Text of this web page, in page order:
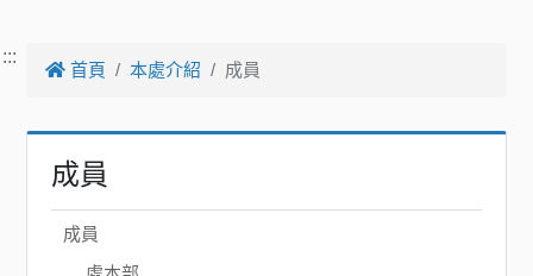
:::
首頁 本處介紹 成員
成員
成員